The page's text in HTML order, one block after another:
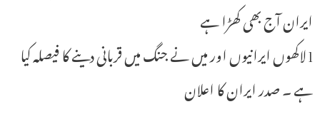
ایران آج بھی کھڑا ہے
l لاکھوں ایرانیوں اور میں نے جنگ میں قربانی دینے کا فیصلہ کیا
ہے ۔ صدر ایران کا اعلان